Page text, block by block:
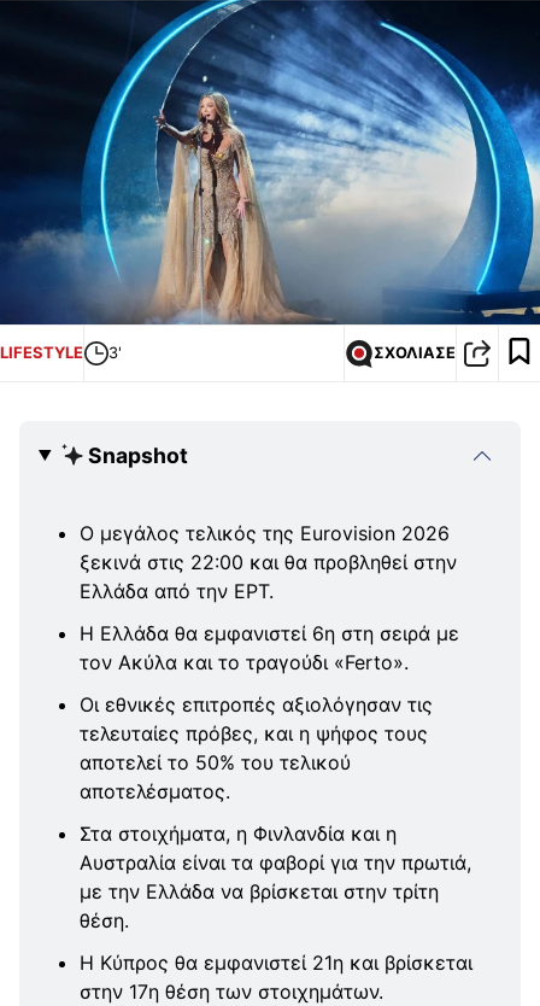
LIFESTYLE 3' ΣΧΟΛΙΑΣΕ
Snapshot
Ο μεγάλος τελικός της Eurovision 2026
ξεκινά στις 22:00 και θα προβληθεί στην
Ελλάδα από την ΕΡΤ.
Η Ελλάδα θα εμφανιστεί 6η στη σειρά με
τον Ακύλα και το τραγούδι «Ferto».
Οι εθνικές επιτροπές αξιολόγησαν τις
τελευταίες πρόβες, και η ψήφος τους
αποτελεί το 50% του τελικού
αποτελέσματος.
Στα στοιχήματα, η Φινλανδία και η
Αυστραλία είναι τα φαβορί για την πρωτιά,
με την Ελλάδα να βρίσκεται στην τρίτη
θέση.
Η Κύπρος θα εμφανιστεί 21η και βρίσκεται
στην 17η θέση των στοιχημάτων.